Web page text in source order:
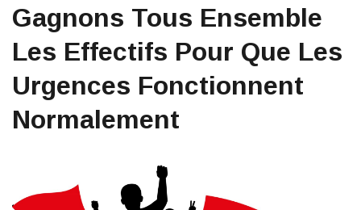
Gagnons Tous Ensemble
Les Effectifs Pour Que Les
Urgences Fonctionnent
Normalement